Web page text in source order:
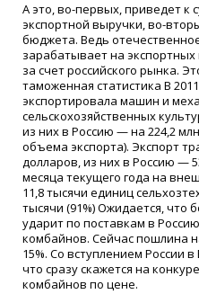
А это, во-первых, приведет
экспортной выручки, во-
бюджета. Ведь
зарабатывает на
за счет российского рынка.
таможенная статистика В
экспортировала машин и
сельскохозяйственных
из них в Россию — на 224,2
объема экспорта). Экспорт
долларов, из них в Россию —
месяца текущего года на
11,8 тысячи единиц
тысячи (91%) Ожидается, что
ударит по поставкам в
комбайнов. Сейчас пошлина
15%. Со вступлением России
что сразу скажется на
комбайнов по цене.